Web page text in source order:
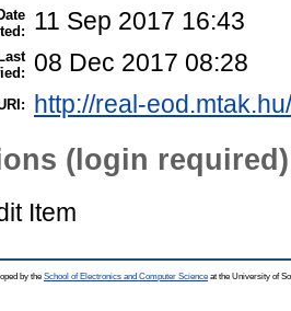
11 Sep 2017 16:43
Last 08 Dec 2017 08:28
http://real-
(login required)
Item
by the School of Electronics and Computer Science at the University of